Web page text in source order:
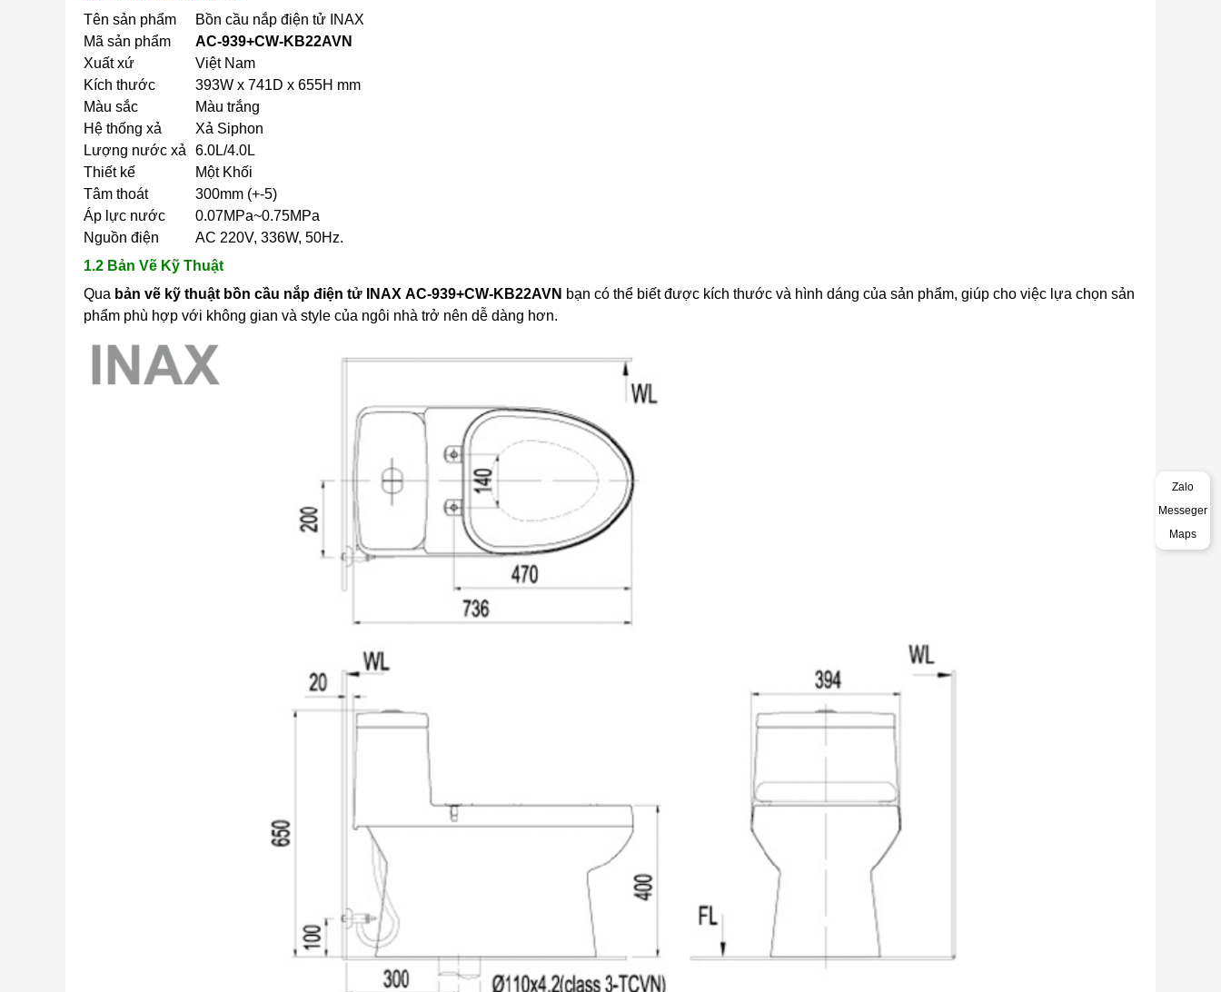
Tên sản phẩm
Bồn cầu nắp điện tử INAX
Mã sản phẩm
AC-939+CW-KB22AVN
Xuất xứ
Việt Nam
Kích thước
393W x 741D x 655H mm
Màu sắc
Màu trắng
Hệ thống xả
Xả Siphon
Lượng nước xả
6.0L/4.0L
Thiết kế
Một Khối
Tâm thoát
300mm (+-5)
Áp lực nước
0.07MPa~0.75MPa
Nguồn điện
AC 220V, 336W, 50Hz.
1.2 Bản Vẽ Kỹ Thuật
Qua bản vẽ kỹ thuật bồn cầu nắp điện tử INAX AC-939+CW-KB22AVN bạn có thể biết được kích thước và hình dáng của sản phẩm, giúp cho việc lựa chọn sản
phẩm phù hợp với không gian và style của ngôi nhà trở nên dễ dàng hơn.
Zalo
Messeger
Maps